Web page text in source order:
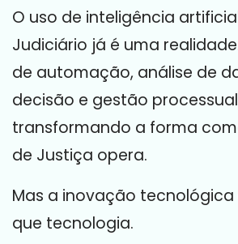
O uso de inteligência
Judiciário já é uma
de automação, análise de
decisão e gestão
transformando a forma
de Justiça opera.
Mas a inovação tecnológica
que tecnologia.